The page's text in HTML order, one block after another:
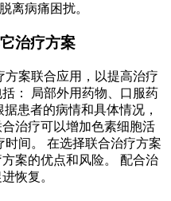
离病痛困扰。
治疗方案
方案联合应用，以提高治疗
： 局部外用药物、口服药
患者的病情和具体情况，
治疗可以增加色素细胞活
间。 在选择联合治疗方案
案的优点和风险。 配合治
恢复。